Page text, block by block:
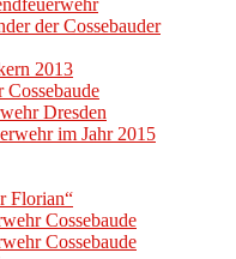
der Cossebauder
2013
Cossebaude
Dresden
im Jahr 2015
Florian“
Cossebaude
Cossebaude